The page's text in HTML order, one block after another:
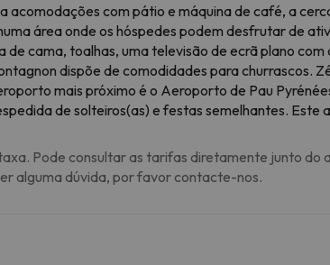
com pátio e máquina de café, a
área onde os hóspedes podem desfrutar de
cama, toalhas, uma televisão de ecrã plano
dispõe de comodidades para churrascos.
mais próximo é o Aeroporto de Pau
de solteiros(as) e festas semelhantes.
Pode consultar as tarifas diretamente junto
alguma dúvida, por favor contacte-nos.